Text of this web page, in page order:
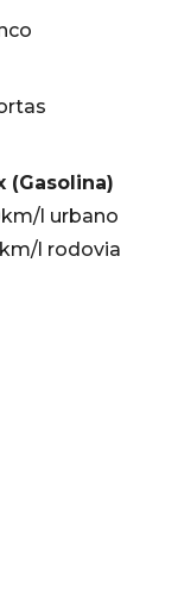
(Gasolina)
l urbano
km/l rodovia